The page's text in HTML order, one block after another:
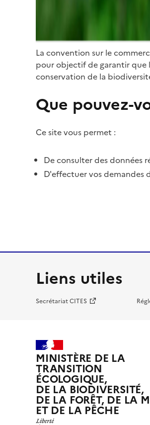
La convention sur le
pour objectif de garantir que
conservation de la
Que pouvez-
Ce site vous permet :
De consulter des données
D'effectuer vos demandes
Liens utiles
Secrétariat CITES
MINISTÈRE DE LA
TRANSITION
ÉCOLOGIQUE,
DE LA BIODIVERSITÉ,
DE LA FORÊT, DE LA
ET DE LA PÊCHE